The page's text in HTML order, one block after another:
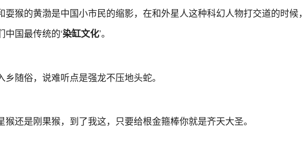
耍猴的黄渤是中国小市民的缩影，在和外星人这种科幻人物打交道的时候，
中国最传统的‘染缸文化’。
乡随俗，说难听点是强龙不压地头蛇。
猴还是刚果猴，到了我这，只要给根金箍棒你就是齐天大圣。